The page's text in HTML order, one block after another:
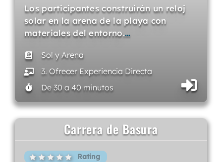
Los participantes construirán un reloj
solar en la arena de la playa con
materiales del entorno.…
Sol y Arena
3. Ofrecer Experiencia Directa
De 30 a 40 minutos
Carrera de Basura
Rating